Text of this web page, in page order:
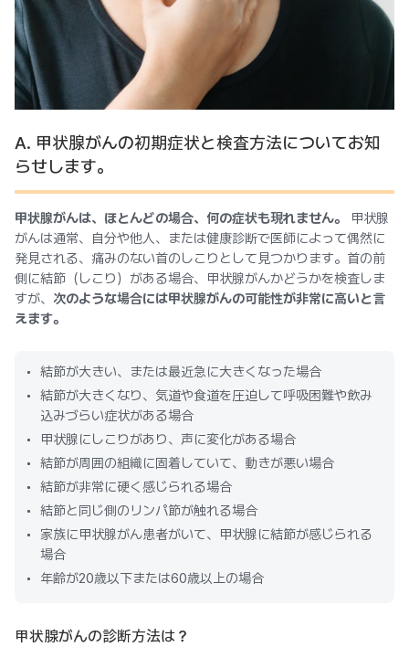
A. 甲状腺がんの初期症状と検査方法についてお知
らせします。
甲状腺がんは、ほとんどの場合、何の症状も現れません。
甲状腺
がんは通常、自分や他人、または健康診断で医師によって偶然に
発見される、痛みのない首のしこりとして見つかります。首の前
側に結節（しこり）がある場合、甲状腺がんかどうかを検査しま
すが、 次のような場合には甲状腺がんの可能性が非常に高いと言
えます。
結節が大きい、または最近急に大きくなった場合
結節が大きくなり、気道や食道を圧迫して呼吸困難や飲み
込みづらい症状がある場合
甲状腺にしこりがあり、声に変化がある場合
結節が周囲の組織に固着していて、動きが悪い場合
結節が非常に硬く感じられる場合
結節と同じ側のリンパ節が触れる場合
家族に甲状腺がん患者がいて、甲状腺に結節が感じられる
場合
年齢が20歳以下または60歳以上の場合
甲状腺がんの診断方法は？